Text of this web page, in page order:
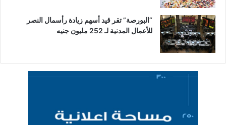
“البورصة” تقر قيد أسهم زيادة رأسمال النصر
للأعمال المدنية لـ 252 مليون جنيه